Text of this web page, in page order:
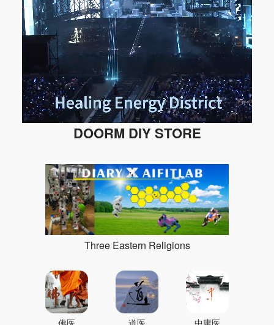
DOORM DIY STORE
Three Eastern Religions